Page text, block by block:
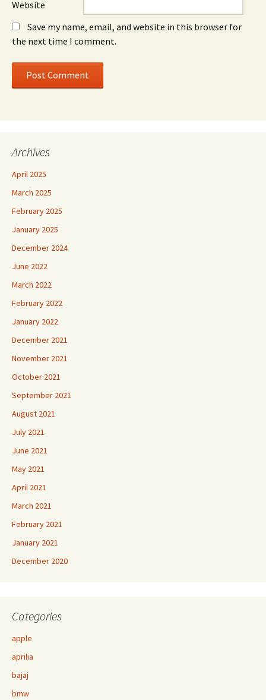
Website
Save my name, email, and website in this browser for
the next time I comment.
Archives
April 2025
March 2025
February 2025
January 2025
December 2024
June 2022
March 2022
February 2022
January 2022
December 2021
November 2021
October 2021
September 2021
August 2021
July 2021
June 2021
May 2021
April 2021
March 2021
February 2021
January 2021
December 2020
Categories
apple
aprilia
bajaj
bmw